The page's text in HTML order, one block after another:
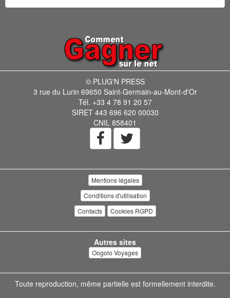
© PLUG'N PRESS
3 rue du Lurin 69650 Saint-Germain-au-Mont-d'Or
Tél. +33 4 78 91 20 57
SIRET 443 696 620 00030
CNIL 858401
Mentions légales
Conditions d'utilisation
Contacts
Cookies RGPD
Autres sites
Oogolo Voyages
Toute reproduction, même partielle est formellement interdite.